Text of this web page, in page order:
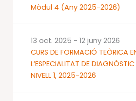
Mòdul 4 (Any 2025-2026)
CURS DE FORMACIÓ TEÒRICA
L’ESPECIALITAT DE
NIVELL 1, 2025-2026
13 oct. 2025 - 12 juny 2026